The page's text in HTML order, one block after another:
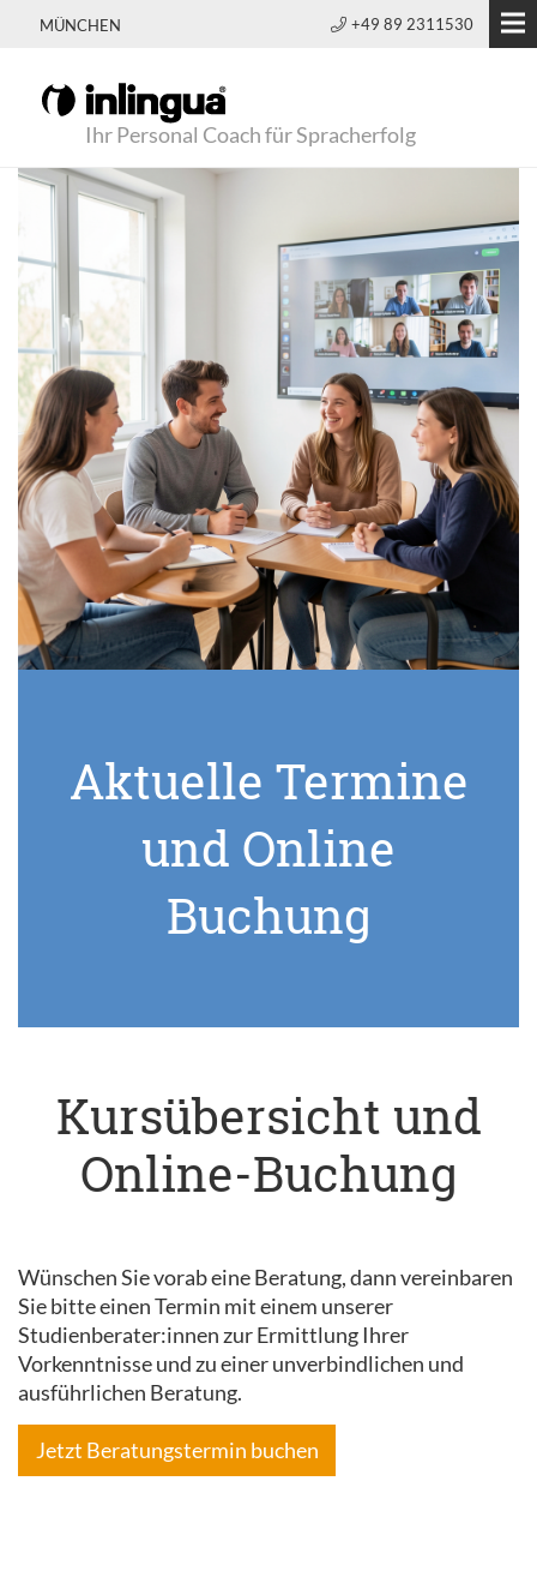
MÜNCHEN +49 89 2311530
Ihr Personal Coach für Spracherfolg
Aktuelle Termine
und Online
Buchung
Kursübersicht und
Online-Buchung
Wünschen Sie vorab eine Beratung, dann vereinbaren
Sie bitte einen Termin mit einem unserer
Studienberater:innen zur Ermittlung Ihrer
Vorkenntnisse und zu einer unverbindlichen und
ausführlichen Beratung.
Jetzt Beratungstermin buchen